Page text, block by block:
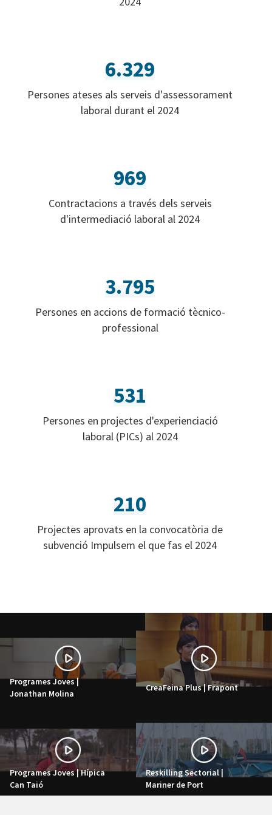
6.329
Persones ateses als serveis d'assessorament
laboral durant el 2024
969
Contractacions a través dels serveis
d'intermediació laboral al 2024
3.795
Persones en accions de formació tècnico-
professional
531
Persones en projectes d'experienciació
laboral (PICs) al 2024
210
Projectes aprovats en la convocatòria de
subvenció Impulsem el que fas el 2024
Programes Joves |
Jonathan Molina
CreaFeina Plus | Frapont
Programes Joves | Hípica
Can Taió
Reskilling Sectorial |
Mariner de Port